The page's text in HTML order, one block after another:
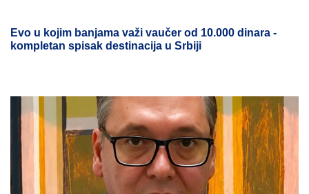
Evo u kojim banjama važi vaučer od 10.000 dinara -
kompletan spisak destinacija u Srbiji